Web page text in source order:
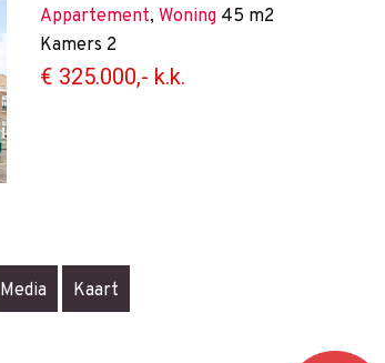
Appartement, Woning 45 m2
Kamers 2
€ 325.000,- k.k.
Media Kaart